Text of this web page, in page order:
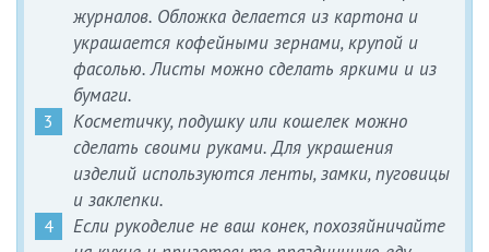
журналов. Обложка делается из картона и
украшается кофейными зернами, крупой и
фасолью. Листы можно сделать яркими и из
бумаги.
Косметичку, подушку или кошелек можно
сделать своими руками. Для украшения
изделий используются ленты, замки, пуговицы
и заклепки.
Если рукоделие не ваш конек, похозяйничайте